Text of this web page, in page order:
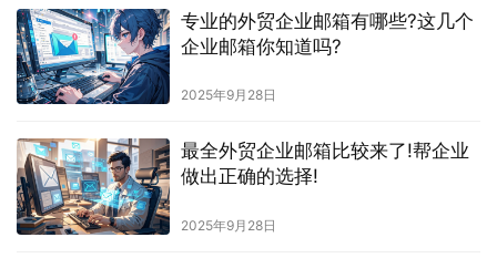
专业的外贸企业邮箱有哪些?这几个
企业邮箱你知道吗?
2025年9月28日
最全外贸企业邮箱比较来了!帮企业
做出正确的选择!
2025年9月28日